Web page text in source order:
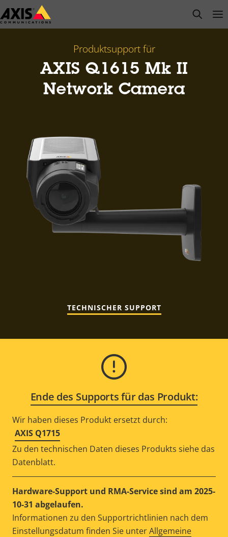
Zum
Hauptinhalt
open
Produktsupport für
AXIS Q1615 Mk II
Network Camera
TECHNISCHER SUPPORT
Ende des Supports für das Produkt:
Wir haben dieses Produkt ersetzt durch:
AXIS Q1715
Zu den technischen Daten dieses Produkts siehe das
Datenblatt.
Hardware-Support und RMA-Service sind am 2025-
10-31 abgelaufen.
Informationen zu den Supportrichtlinien nach dem
Einstellungsdatum finden Sie unterAllgemeine